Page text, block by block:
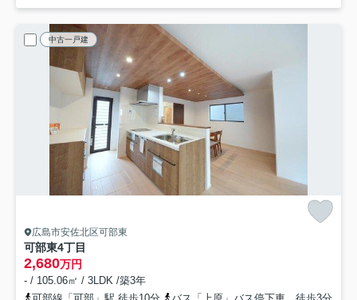
中古一戸建
広島市安佐北区可部東
可部東4丁目
2,680万円
- / 105.06㎡ / 3LDK /築3年